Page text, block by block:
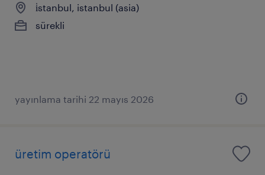
i̇stanbul, istanbul (asia)
sürekli
yayınlama tarihi 22 mayıs 2026
üretim operatörü